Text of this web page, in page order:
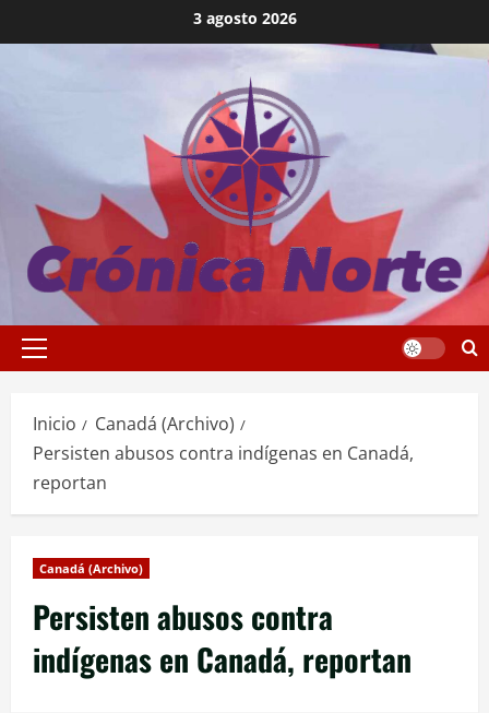
al
3 agosto 2026
Menú
Inicio
Canadá (Archivo)
Persisten abusos contra indígenas en Canadá,
reportan
Canadá (Archivo)
Persisten abusos contra
indígenas en Canadá, reportan